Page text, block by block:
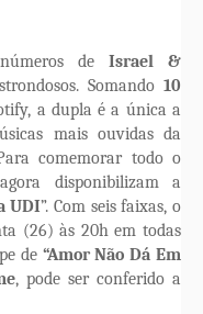
de
Israel &
Somando 10
a dupla é a única a
mais ouvidas da
comemorar todo o
disponibilizam a
UDI”. Com seis faixas, o
(26) às 20h em todas
de “Amor Não Dá Em
, pode ser conferido a